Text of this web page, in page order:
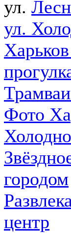
ул.
ул.
Фото
городом
центр